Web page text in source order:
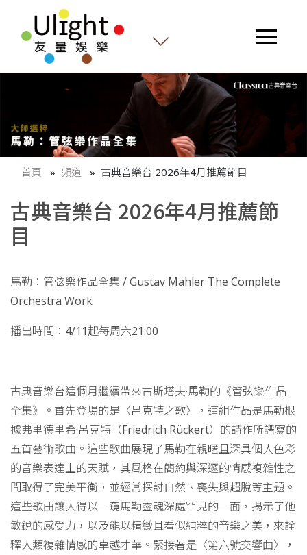
首頁 頻道 古典音樂台 2026年4月推薦節目
古典音樂台 2026年4月推薦節
目
馬勒：管弦樂作品全集 / Gustav Mahler The Complete
Orchestra Work
播出時間：4/11起每周六21:00
古典音樂台這個月繼續帶來古斯塔夫·馬勒的《管弦樂作品
全集》。首先登場的是〈呂克特之歌〉，這組作品是馬勒根
據弗里德里希·呂克特（Friedrich Rückert）的詩作所譜寫的
五首藝術歌曲。這些歌曲展現了馬勒在親暱且深具個人色彩
的音樂表達上的天賦，其風格在簡約與深邃的情感複雜性之
間取得了完美平衡，並經常探討自然、喪失與超脫等主題。
這些歌曲讓人得以一窺馬勒靈魂深處罕見的一面，揭示了他
敏銳的感受力，以及能以精緻且看似純粹的音樂之美，來詮
釋人類複雜情感的卓越才華。緊接著是〈第六號交響曲〉，